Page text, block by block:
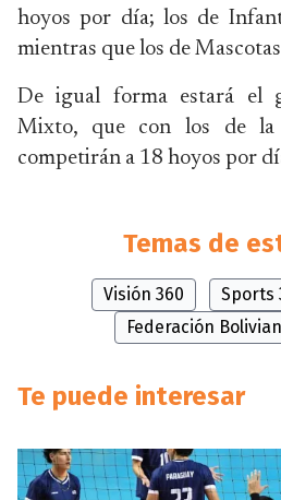
hoyos por día; los de
mientras que los de
De igual forma estará el
Mixto, que con los de la
competirán a 18 hoyos por
Temas de
Visión 360 Sports
Federación
Te puede interesar